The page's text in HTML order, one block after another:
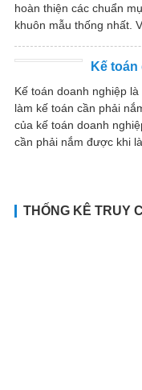
hoàn thiện các chuẩn
khuôn mẫu thống nhất.
Kế
Kế toán doanh nghiệp
làm kế toán cần phải
của kế toán doanh
cần phải nắm được khi
THỐNG KÊ TRUY